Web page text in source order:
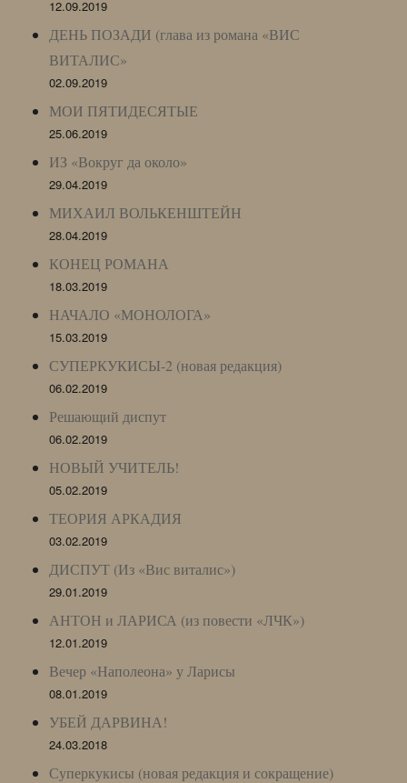
12.09.2019
ДЕНЬ ПОЗАДИ (глава из романа «ВИС
ВИТАЛИС»
02.09.2019
МОИ ПЯТИДЕСЯТЫЕ
25.06.2019
ИЗ «Вокруг да около»
29.04.2019
МИХАИЛ ВОЛЬКЕНШТЕЙН
28.04.2019
КОНЕЦ РОМАНА
18.03.2019
НАЧАЛО «МОНОЛОГА»
15.03.2019
СУПЕРКУКИСЫ-2 (новая редакция)
06.02.2019
Решающий диспут
06.02.2019
НОВЫЙ УЧИТЕЛЬ!
05.02.2019
ТЕОРИЯ АРКАДИЯ
03.02.2019
ДИСПУТ (Из «Вис виталис»)
29.01.2019
АНТОН и ЛАРИСА (из повести «ЛЧК»)
12.01.2019
Вечер «Наполеона» у Ларисы
08.01.2019
УБЕЙ ДАРВИНА!
24.03.2018
Суперкукисы (новая редакция и сокращение)